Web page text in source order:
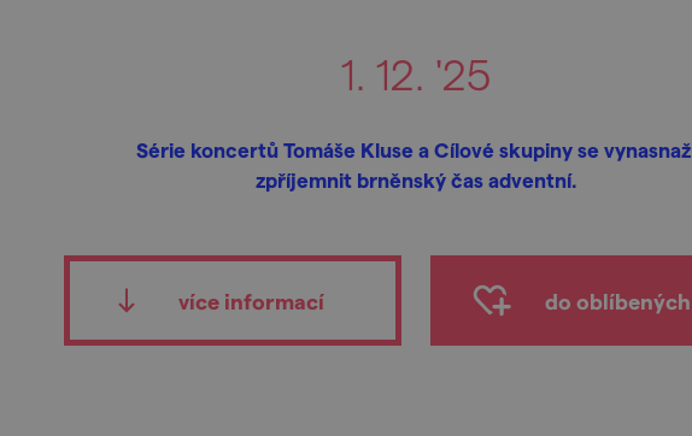
1. 12. '25
Série koncertů Tomáše Kluse a Cílové skupiny se
zpříjemnit brněnský čas adventní.
více informací do oblíbených